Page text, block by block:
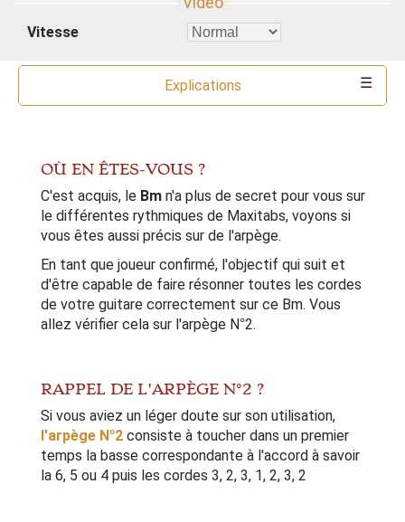
Vitesse
Explications
OÙ EN ÊTES-VOUS ?
C'est acquis, le Bm n'a plus de secret pour vous sur
le différentes rythmiques de Maxitabs, voyons si
vous êtes aussi précis sur de l'arpège.
En tant que joueur confirmé, l'objectif qui suit et
d'être capable de faire résonner toutes les cordes
de votre guitare correctement sur ce Bm. Vous
allez vérifier cela sur l'arpège N°2.
RAPPEL DE L'ARPÈGE N°2 ?
Si vous aviez un léger doute sur son utilisation,
l'arpège N°2 consiste à toucher dans un premier
temps la basse correspondante à l'accord à savoir
la 6, 5 ou 4 puis les cordes 3, 2, 3, 1, 2, 3, 2